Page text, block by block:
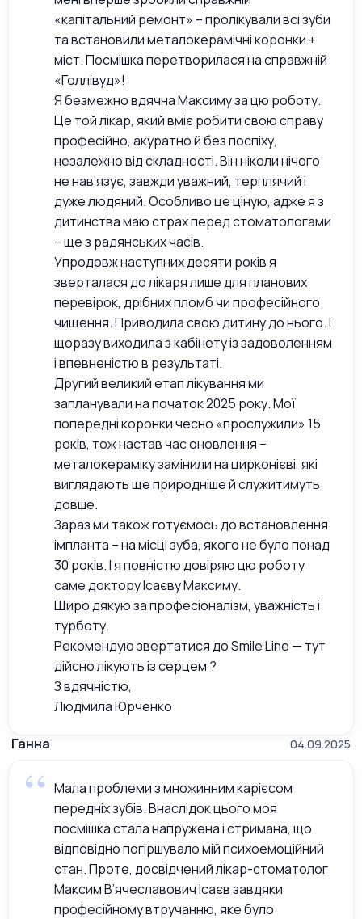
«капітальний ремонт» – пролікували всі зуби
та встановили металокерамічні коронки +
міст. Посмішка перетворилася на справжній
«Голлівуд»!
Я безмежно вдячна Максиму за цю роботу.
Це той лікар, який вміє робити свою справу
професійно, акуратно й без поспіху,
незалежно від складності. Він ніколи нічого
не нав’язує, завжди уважний, терплячий і
дуже людяний. Особливо це ціную, адже я з
дитинства маю страх перед стоматологами
– ще з радянських часів.
Упродовж наступних десяти років я
зверталася до лікаря лише для планових
перевірок, дрібних пломб чи професійного
чищення. Приводила свою дитину до нього. І
щоразу виходила з кабінету із задоволенням
і впевненістю в результаті.
Другий великий етап лікування ми
запланували на початок 2025 року. Мої
попередні коронки чесно «прослужили» 15
років, тож настав час оновлення –
металокераміку замінили на цирконієві, які
виглядають ще природніше й служитимуть
довше.
Зараз ми також готуємось до встановлення
імпланта – на місці зуба, якого не було понад
30 років. І я повністю довіряю цю роботу
саме доктору Ісаєву Максиму.
Щиро дякую за професіоналізм, уважність і
турботу.
Рекомендую звертатися до Smile Line — тут
дійсно лікують із серцем ?
З вдячністю,
Людмила Юрченко
Ганна 04.09.2025
Мала проблеми з множинним карієсом
передніх зубів. Внаслідок цього моя
посмішка стала напружена і стримана, що
відповідно погіршувало мій психоемоційний
стан. Проте, досвідчений лікар-стоматолог
Максим В’ячеславович Ісаєв завдяки
професійному втручанню, яке було